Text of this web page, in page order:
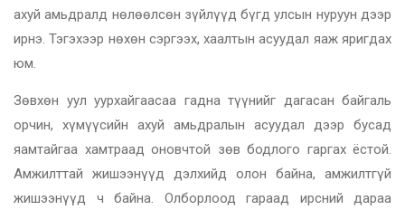
ахуй амьдралд нөлөөлсөн зүйлүүд бүгд улсын нуруун дээр
ирнэ. Тэгэхээр нөхөн сэргээх, хаалтын асуудал яаж яригдах
юм.
Зөвхөн уул уурхайгаасаа гадна түүнийг дагасан байгаль
орчин, хүмүүсийн ахуй амьдралын асуудал дээр бусад
яамтайгаа хамтраад оновчтой зөв бодлого гаргах ёстой.
Амжилттай жишээнүүд дэлхийд олон байна, амжилтгүй
жишээнүүд ч байна. Олборлоод гараад ирсний дараа